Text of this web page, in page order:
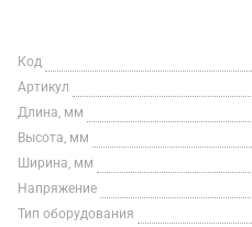
Код
Артикул
Длина, мм
Высота, мм
Ширина, мм
Напряжение
Тип оборудования